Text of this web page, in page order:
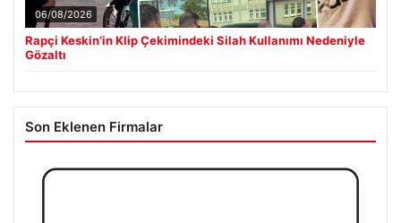
06/08/2026
Rapçi Keskin’in Klip Çekimindeki Silah Kullanımı Nedeniyle
Gözaltı
Son Eklenen Firmalar